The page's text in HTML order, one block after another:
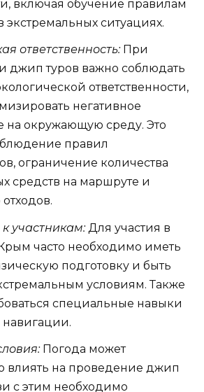
включая обучение правилам
экстремальных ситуациях.
ответственность:При
джип туров важно соблюдать
ответственности,
негативное
на окружающую среду. Это
правил
ограничение количества
средств на маршруте и
участникам:Для участия в
часто необходимо иметь
подготовку и быть
условиям. Также
специальные навыки
Погода может
влиять на проведение джип
с этим необходимо